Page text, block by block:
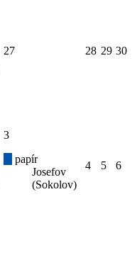
27 28 29 30
3
papír
Josefov
(Sokolov)
4 5 6